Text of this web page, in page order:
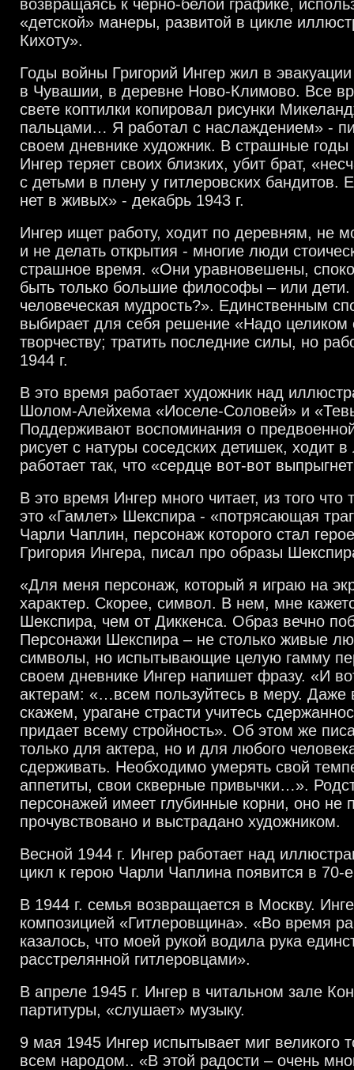
возвращаясь к черно-белой графике,
«детской» манеры, развитой в цикле
Кихоту».
Годы войны Григорий Ингер жил в
в Чувашии, в деревне Ново-Климово. Все
свете коптилки копировал рисунки
пальцами… Я работал с наслаждением» -
своем дневнике художник. В страшные
Ингер теряет своих близких, убит брат,
с детьми в плену у гитлеровских бандитов.
нет в живых» - декабрь 1943 г.
Ингер ищет работу, ходит по деревням, не
и не делать открытия - многие люди
страшное время. «Они уравновешены,
быть только большие философы – или
человеческая мудрость?». Единственным
выбирает для себя решение «Надо целиком
творчеству; тратить последние силы, но
1944 г.
В это время работает художник над
Шолом-Алейхема «Иоселе-Соловей» и
Поддерживают воспоминания о
рисует с натуры соседских детишек, ходит
работает так, что «сердце вот-вот
В это время Ингер много читает, из того что
это «Гамлет» Шекспира - «потрясающая
Чарли Чаплин, персонаж которого стал
Григория Ингера, писал про образы
«Для меня персонаж, который я играю на
характер. Скорее, символ. В нем, мне
Шекспира, чем от Диккенса. Образ вечно
Персонажи Шекспира – не столько живые
символы, но испытывающие целую гамму
своем дневнике Ингер напишет фразу. «И
актерам: «…всем пользуйтесь в меру. Даже
скажем, урагане страсти учитесь
придает всему стройность». Об этом же
только для актера, но и для любого
сдерживать. Необходимо умерять свой
аппетиты, свои скверные привычки…».
персонажей имеет глубинные корни, оно не
прочувствовано и выстрадано художником.
Весной 1944 г. Ингер работает над
цикл к герою Чарли Чаплина появится в 70-
В 1944 г. семья возвращается в Москву.
композицией «Гитлеровщина». «Во время
казалось, что моей рукой водила рука
расстрелянной гитлеровцами».
В апреле 1945 г. Ингер в читальном зале
партитуры, «слушает» музыку.
9 мая 1945 Ингер испытывает миг великого
всем народом.. «В этой радости – очень